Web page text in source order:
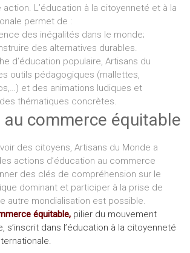
L’éducation à la citoyenneté et à la
permet de :
des inégalités dans le monde;
des alternatives durables.
d’éducation populaire, Artisans du
outils pédagogiques (mallettes,
et des animations ludiques et
thématiques concrètes.
au commerce équitable
des citoyens, Artisans du Monde a
actions d’éducation au commerce
des clés de compréhension sur le
dominant et participer à la prise de
autre mondialisation est possible.
équitable, pilier du mouvement
s’inscrit dans l’éducation à la citoyenneté